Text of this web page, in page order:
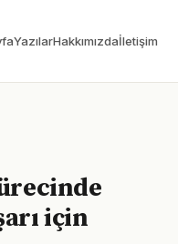
YazılarHakkımızdaİletişim
için